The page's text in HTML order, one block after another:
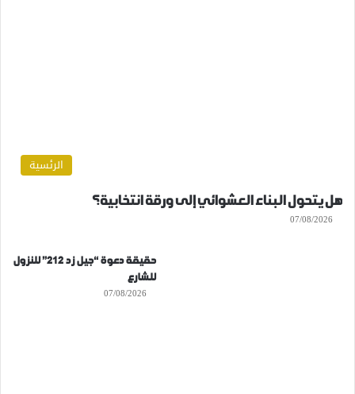
الرئسية
هل يتحول البناء العشوائي إلى ورقة انتخابية؟
07/08/2026
حقيقة دعوة “جيل زد 212” للنزول
للشارع
07/08/2026